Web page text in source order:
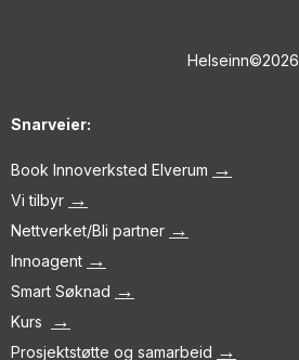
Helseinn©2026
Snarveier:
Book Innoverksted Elverum →
Vi tilbyr →
Nettverket/Bli partner →
Innoagent →
Smart Søknad →
Kurs →
Prosjektstøtte og samarbeid →